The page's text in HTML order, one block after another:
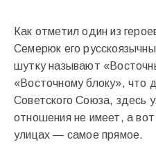
Как отметил один из
Семерюк его
шутку называют
«Восточному блоку», что
Советского Союза, здесь
отношения не имеет, а
улицах — самое прямое.